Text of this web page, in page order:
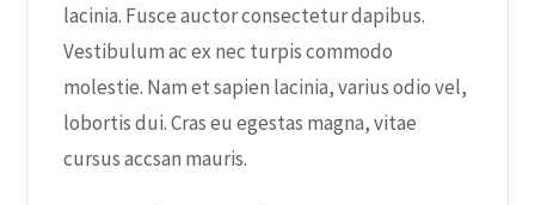
lacinia. Fusce auctor consectetur dapibus.
Vestibulum ac ex nec turpis commodo
molestie. Nam et sapien lacinia, varius odio vel,
lobortis dui. Cras eu egestas magna, vitae
cursus accsan mauris.